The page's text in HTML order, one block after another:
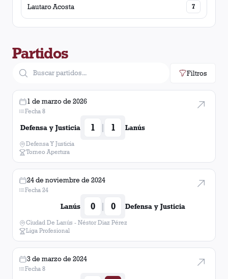
Lautaro Acosta 7
Partidos
Filtros
1 de marzo de 2026
Fecha 8
Defensa y Justicia 1 | 1 Lanús
Defensa Y Justicia
Torneo Apertura
24 de noviembre de 2024
Fecha 24
Lanús 0 | 0 Defensa y Justicia
Ciudad De Lanús - Néstor Diaz Pérez
Liga Profesional
3 de marzo de 2024
Fecha 8